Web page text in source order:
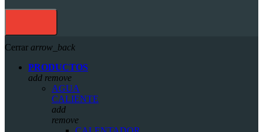
Cerrar arrow_back
PRODUCTOS
add remove
AGUA
CALIENTE
add
remove